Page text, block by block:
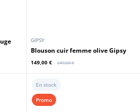
GIPSY
Blouson cuir femme olive Gipsy
149,00 € 249,00 €
En stock
Promo